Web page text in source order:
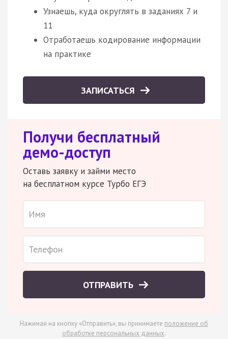
Узнаешь, куда округлять в заданиях 7 и
11
Отработаешь кодирование информации
на практике
ЗАПИСАТЬСЯ
Получи бесплатный
демо-доступ
Оставь заявку и займи место
на бесплатном курсе Турбо ЕГЭ
ОТПРАВИТЬ
Нажимая на кнопку «Отправить», вы принимаете положение об
обработке персональных данных.